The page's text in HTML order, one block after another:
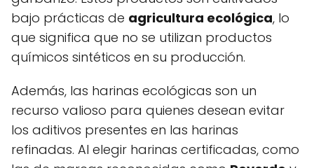
bajo prácticas de agricultura ecológica, lo
que significa que no se utilizan productos
químicos sintéticos en su producción.
Además, las harinas ecológicas son un
recurso valioso para quienes desean evitar
los aditivos presentes en las harinas
refinadas. Al elegir harinas certificadas, como